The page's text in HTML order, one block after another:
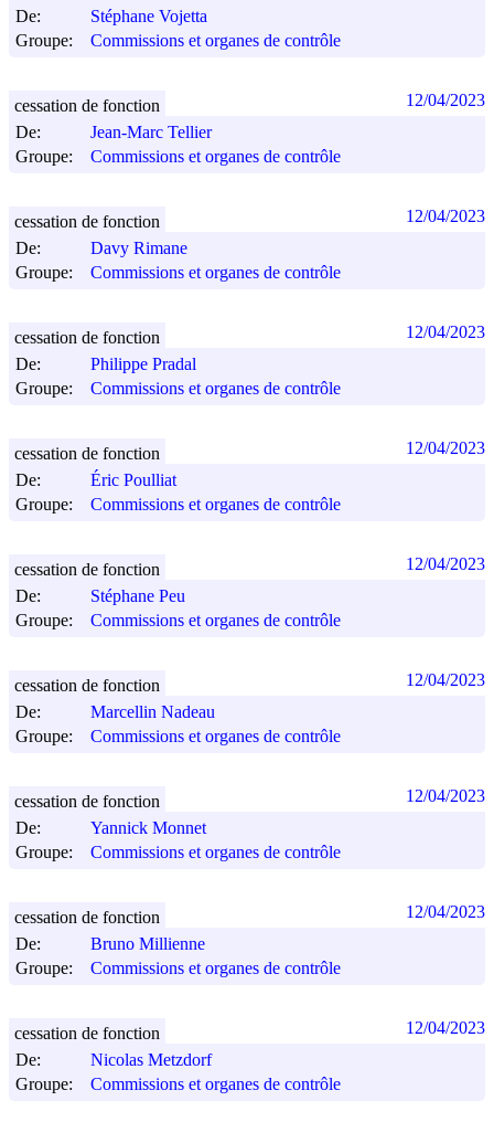
De:
Stéphane Vojetta
Groupe:
Commissions et organes de contrôle
De:
Jean-Marc Tellier
Groupe:
Commissions et organes de contrôle
cessation de fonction 12/04/2023
De:
Davy Rimane
Groupe:
Commissions et organes de contrôle
cessation de fonction 12/04/2023
De:
Philippe Pradal
Groupe:
Commissions et organes de contrôle
cessation de fonction 12/04/2023
De:
Éric Poulliat
Groupe:
Commissions et organes de contrôle
cessation de fonction 12/04/2023
De:
Stéphane Peu
Groupe:
Commissions et organes de contrôle
cessation de fonction 12/04/2023
De:
Marcellin Nadeau
Groupe:
Commissions et organes de contrôle
cessation de fonction 12/04/2023
De:
Yannick Monnet
Groupe:
Commissions et organes de contrôle
cessation de fonction 12/04/2023
De:
Bruno Millienne
Groupe:
Commissions et organes de contrôle
cessation de fonction 12/04/2023
De:
Nicolas Metzdorf
Groupe:
Commissions et organes de contrôle
cessation de fonction 12/04/2023